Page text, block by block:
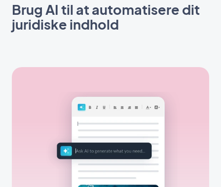
Brug AI til at automatisere dit
juridiske indhold